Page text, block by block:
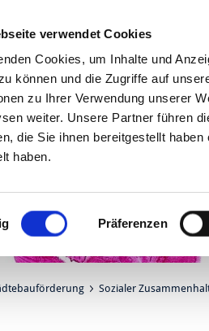
verwendet Cookies
Cookies, um Inhalte und
können und die Zugriffe auf
zu Ihrer Verwendung unserer
weiter. Unsere Partner führen
die Sie ihnen bereitgestellt
haben.
Präferenzen
Suchen
Sozialer